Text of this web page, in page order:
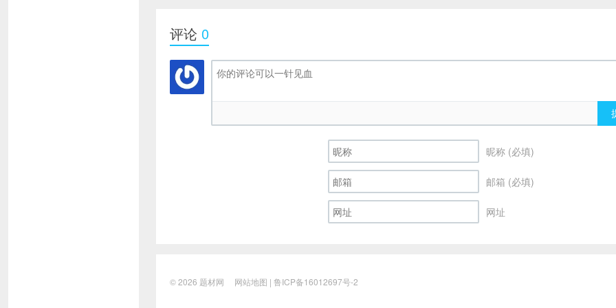
评论 0
昵称 (必填)
邮箱 (必填)
网址
© 2026 题材网 网站地图 | 鲁ICP备16012697号-2